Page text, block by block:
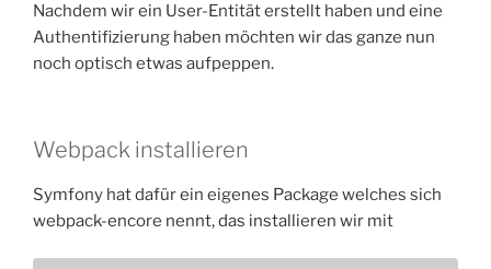
Nachdem wir ein User-Entität erstellt haben und eine
Authentifizierung haben möchten wir das ganze nun
noch optisch etwas aufpeppen.
Webpack installieren
Symfony hat dafür ein eigenes Package welches sich
webpack-encore nennt, das installieren wir mit